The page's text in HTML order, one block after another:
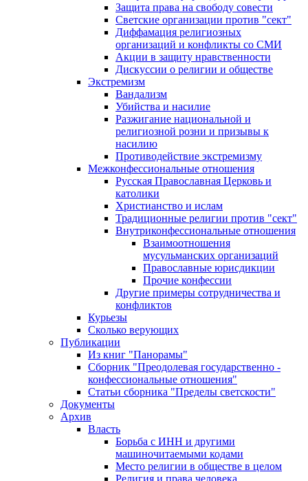
Защита права на свободу совести
Светские организации против "сект"
Диффамация религиозных
организаций и конфликты со СМИ
Акции в защиту нравственности
Дискуссии о религии и обществе
Экстремизм
Вандализм
Убийства и насилие
Разжигание национальной и
религиозной розни и призывы к
насилию
Противодействие экстремизму
Межконфессиональные отношения
Русская Православная Церковь и
католики
Христианство и ислам
Традиционные религии против "сект"
Внутриконфессиональные отношения
Взаимоотношения
мусульманских организаций
Православные юрисдикции
Прочие конфессии
Другие примеры сотрудничества и
конфликтов
Курьезы
Сколько верующих
Публикации
Из книг "Панорамы"
Сборник "Преодолевая государственно -
конфессиональные отношения"
Статьи сборника "Пределы светскости"
Документы
Архив
Власть
Борьба с ИНН и другими
машиночитаемыми кодами
Место религии в обществе в целом
Религия и права человека